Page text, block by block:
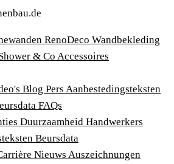
RenoDeco Wandbekleding
& Co Accessoires
Blog Pers Aanbestedingsteksten
FAQs
Duurzaamheid Handwerkers
Beursdata
Nieuws Auszeichnungen